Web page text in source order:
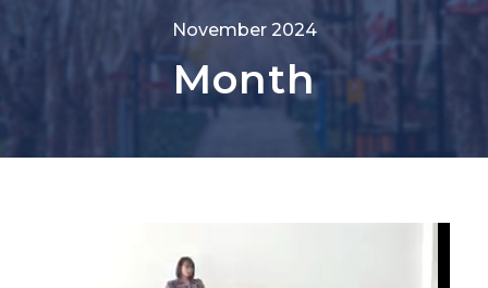
November 2024
Month